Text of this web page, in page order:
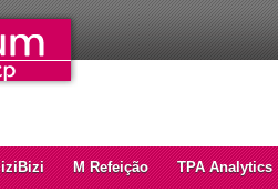
iziBizi M Refeição TPA Analytics